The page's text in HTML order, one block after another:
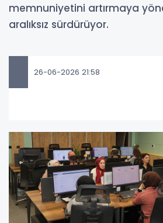
memnuniyetini artırmaya
aralıksız sürdürüyor.
26-06-2026 21:58